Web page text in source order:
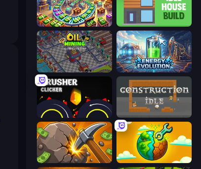
Money Factory: Tycoon Idle Game Idle House Build
Oil Mining 3D: Petrol Factory Energy Evolution
Crusher Clicker Construction Idle
Mine Clicker Land Explorers: Merge & Build